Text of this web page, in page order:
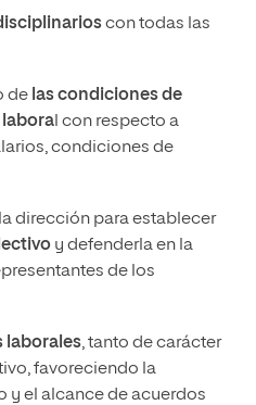
con todas las
de las condiciones de
l con respecto a
condiciones de
dirección para establecer
y defenderla en la
de los
laborales, tanto de carácter
favoreciendo la
y el alcance de acuerdos